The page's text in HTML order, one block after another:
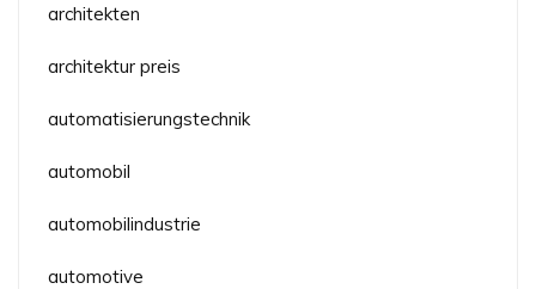
architekten
architektur preis
automatisierungstechnik
automobil
automobilindustrie
automotive